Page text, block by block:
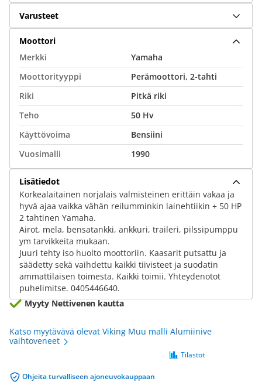
Varusteet
Moottori
Merkki
Yamaha
Moottorityyppi
Perämoottori, 2-tahti
Riki
Pitkä riki
Teho
50 Hv
Käyttövoima
Bensiini
Vuosimalli
1990
Lisätiedot
Korkealaitainen norjalais valmisteinen erittäin vakaa ja
hyvä ajaa vaikka vähän reilumminkin lainehtiikin + 50 HP
2 tahtinen Yamaha.
Airot, mela, bensatankki, ankkuri, traileri, pilssipumppu
ym tarvikkeita mukaan.
Juuri tehty iso huolto moottoriin. Kaasarit putsattu ja
säädetty sekä vaihdettu kaikki tiivisteet ja suodatin
ammattilaisen toimesta. Kaikki toimii. Yhteydenotot
puhelimitse. 0405446640.
Myyty Nettivenen kautta
Katso myytävävä olevat Viking Muu malli Alumiinive
vaihtoveneet
Ohjeita turvalliseen ajoneuvokauppaan
Tilastot